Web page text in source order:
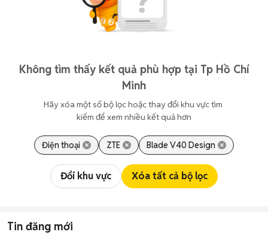
Không tìm thấy kết quả phù hợp tại Tp Hồ Chí
Minh
Hãy xóa một số bộ lọc hoặc thay đổi khu vực tìm
kiếm để xem nhiều kết quả hơn
Điện thoại ZTE Blade V40 Design
Đổi khu vực Xóa tất cả bộ lọc
Tin đăng mới